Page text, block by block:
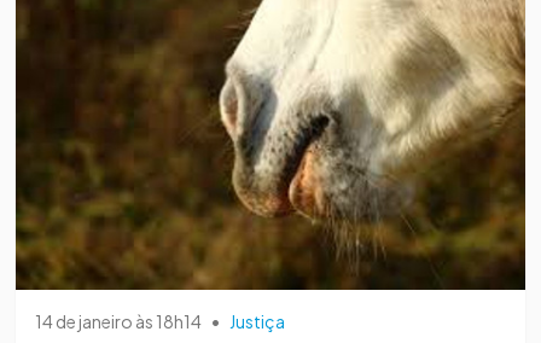
14 de janeiro às 18h14 • Justiça